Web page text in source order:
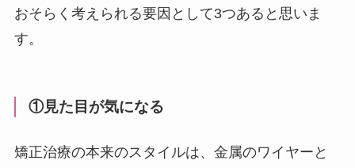
おそらく考えられる要因として3つあると思いま
す。
①見た目が気になる
矯正治療の本来のスタイルは、金属のワイヤーと